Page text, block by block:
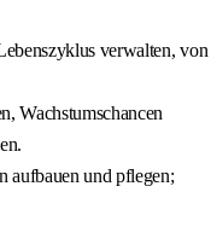
verwalten, von
Wachstumschancen
aufbauen und pflegen;